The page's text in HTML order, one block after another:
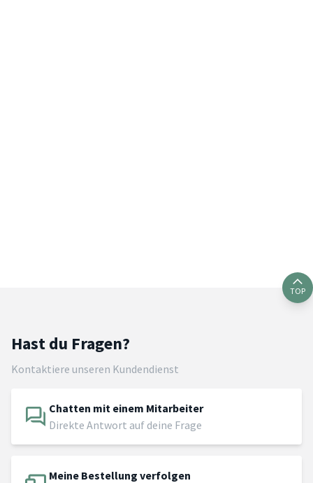
TOP
Hast du Fragen?
Kontaktiere unseren Kundendienst
Chatten mit einem Mitarbeiter
Direkte Antwort auf deine Frage
Meine Bestellung verfolgen